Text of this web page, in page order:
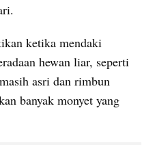
ketika mendaki
hewan liar, seperti
asri dan rimbun
banyak monyet yang